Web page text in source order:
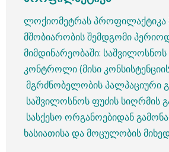
ლოქიომეტრას პროფილაქტიკა
მშობიარობის შემდგომი
მიმდინარეობაში: საშვილოსნოს
კონტროლი (მისი
მგრძნობელობის პალპაციური
საშვილოსნოს ფუძის სიღრმის
სასქესო ორგანოებიდან
ხასიათისა და მოცულობის